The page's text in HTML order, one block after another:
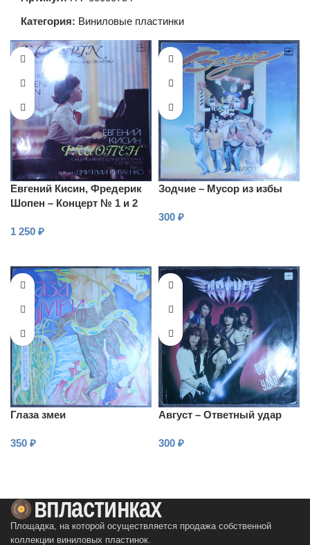
Категория: Виниловые пластинки
Евгений Кисин, Фредерик
Шопен – Концерт № 1 и 2
оркестром
1 250 ₽
Зодчие – Мусор из избы
300 ₽
Глаза змеи
350 ₽
Август – Ответный удар
300 ₽
Площадка, на которой осуществляется продажа собственной
коллекции виниловых пластинок.